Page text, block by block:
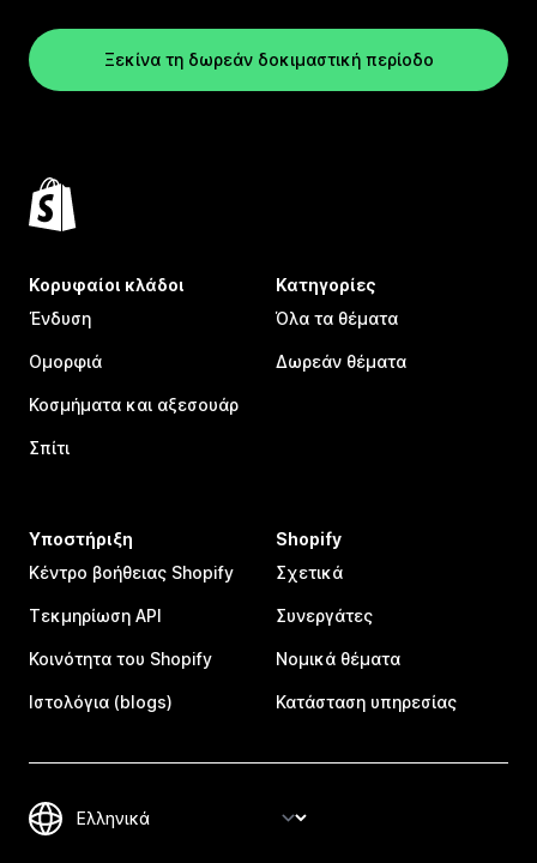
Ξεκίνα τη δωρεάν δοκιμαστική περίοδο
Κορυφαίοι κλάδοι
Ένδυση
Ομορφιά
Κοσμήματα και αξεσουάρ
Σπίτι
Κατηγορίες
Όλα τα θέματα
Δωρεάν θέματα
Υποστήριξη
Κέντρο βοήθειας Shopify
Τεκμηρίωση API
Κοινότητα του Shopify
Ιστολόγια (blogs)
Shopify
Σχετικά
Συνεργάτες
Νομικά θέματα
Κατάσταση υπηρεσίας